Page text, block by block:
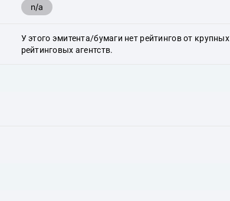
n/a
У этого эмитента/бумаги нет рейтингов от крупных
рейтинговых агентств.